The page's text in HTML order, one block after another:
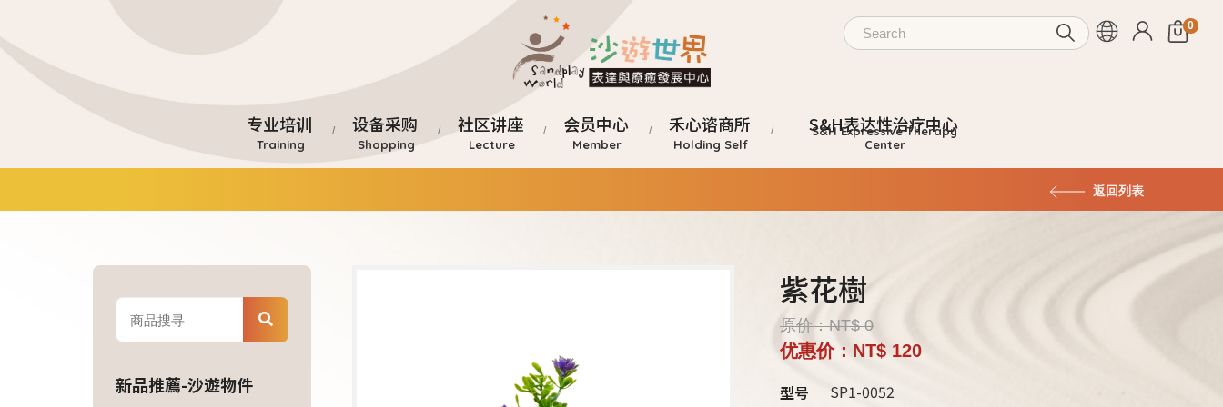
专业培训 设备采购 社区讲座 会员中心 禾心谘商所 S&H表达性治疗中心
返回列表
新品推薦-沙遊物件
紫花樹
原价：NT$ 0
优惠价：NT$ 120
型号 SP1-0052